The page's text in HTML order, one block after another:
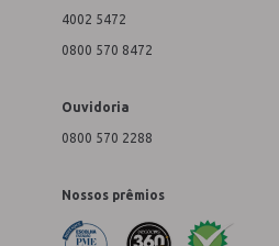
4002 5472
0800 570 8472
Ouvidoria
0800 570 2288
Nossos prêmios